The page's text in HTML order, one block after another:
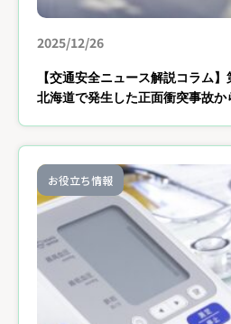
2025/12/26
【交通安全ニュース解説コラム】
北海道で発生した正面衝突事故か
お役立ち情報